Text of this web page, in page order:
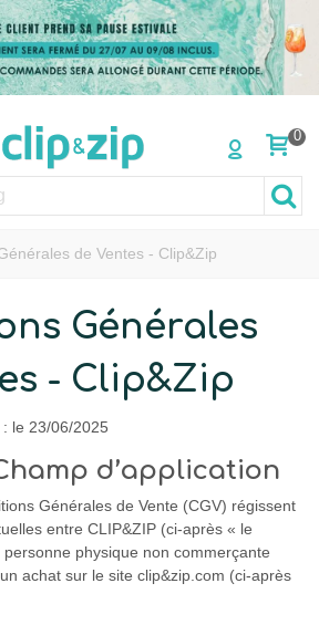
0
de Ventes - Clip&Zip
Générales
- Clip&Zip
le 23/06/2025
d’application
Générales de Vente (CGV) régissent
entre CLIP&ZIP (ci-après « le
physique non commerçante
achat sur le site clip&zip.com (ci-après